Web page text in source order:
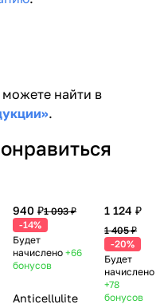
найти в
.
940 ₽1 093 ₽
-14%
Будет
начислено +66
бонусов
Anticellulite
1 124 ₽
1 405 ₽
-20%
Будет
начислено
+78
бонусов